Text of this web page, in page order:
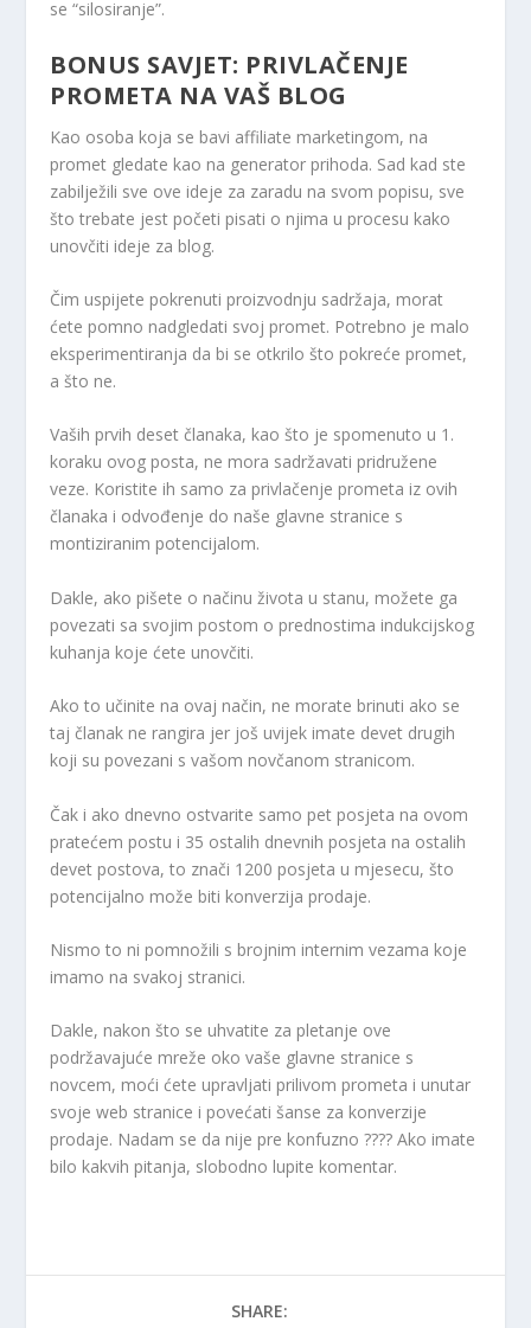
se “silosiranje”.
BONUS SAVJET: PRIVLAČENJE
PROMETA NA VAŠ BLOG
Kao osoba koja se bavi affiliate marketingom, na
promet gledate kao na generator prihoda. Sad kad ste
zabilježili sve ove ideje za zaradu na svom popisu, sve
što trebate jest početi pisati o njima u procesu kako
unovčiti ideje za blog.
Čim uspijete pokrenuti proizvodnju sadržaja, morat
ćete pomno nadgledati svoj promet. Potrebno je malo
eksperimentiranja da bi se otkrilo što pokreće promet,
a što ne.
Vaših prvih deset članaka, kao što je spomenuto u 1.
koraku ovog posta, ne mora sadržavati pridružene
veze. Koristite ih samo za privlačenje prometa iz ovih
članaka i odvođenje do naše glavne stranice s
montiziranim potencijalom.
Dakle, ako pišete o načinu života u stanu, možete ga
povezati sa svojim postom o prednostima indukcijskog
kuhanja koje ćete unovčiti.
Ako to učinite na ovaj način, ne morate brinuti ako se
taj članak ne rangira jer još uvijek imate devet drugih
koji su povezani s vašom novčanom stranicom.
Čak i ako dnevno ostvarite samo pet posjeta na ovom
pratećem postu i 35 ostalih dnevnih posjeta na ostalih
devet postova, to znači 1200 posjeta u mjesecu, što
potencijalno može biti konverzija prodaje.
Nismo to ni pomnožili s brojnim internim vezama koje
imamo na svakoj stranici.
Dakle, nakon što se uhvatite za pletanje ove
podržavajuće mreže oko vaše glavne stranice s
novcem, moći ćete upravljati prilivom prometa i unutar
svoje web stranice i povećati šanse za konverzije
prodaje. Nadam se da nije pre konfuzno ???? Ako imate
bilo kakvih pitanja, slobodno lupite komentar.
SHARE: